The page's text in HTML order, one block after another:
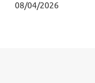
08/04/2026